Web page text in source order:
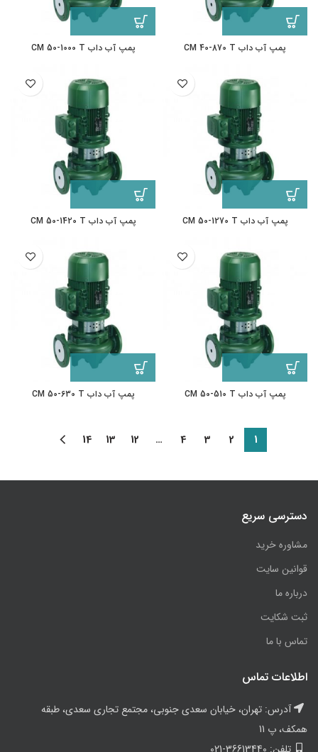
پمپ آب داب CM 40-870 T پمپ آب داب CM 50-1000 T
پمپ آب داب CM 50-1270 T پمپ آب داب CM 50-1420 T
پمپ آب داب CM 50-510 T پمپ آب داب CM 50-630 T
1
2
3
4
…
12
13
14
دسترسی سریع
مشاوره خرید
قوانین سایت
درباره ما
ثبت شکایت
تماس با ما
اطلاعات تماس
آدرس: تهران، خیابان سعدی جنوبی، مجتمع تجاری سعدی، طبقه
همکف، پ 11